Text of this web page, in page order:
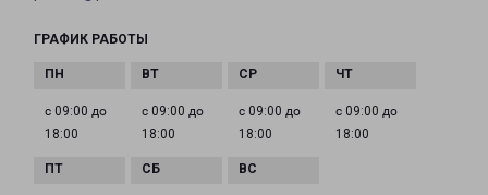
ГРАФИК РАБОТЫ
с 09:00 до
18:00
с 09:00 до
18:00
с 09:00 до
18:00
с 09:00 до
18:00